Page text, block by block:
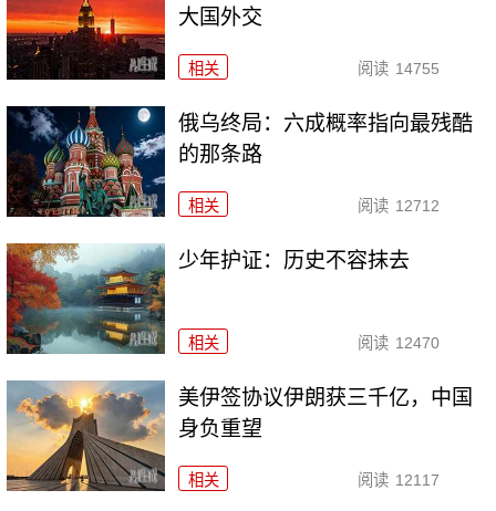
大国外交
相关 阅读 14755
俄乌终局：六成概率指向最残酷
的那条路
相关 阅读 12712
少年护证：历史不容抹去
相关 阅读 12470
美伊签协议伊朗获三千亿，中国
身负重望
相关 阅读 12117